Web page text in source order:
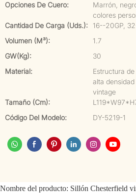
Opciones De Cuero:
Marrón,
colores
Cantidad De Carga (uds.):
16--20GP,
Volumen (m³):
1.7
GW(kg):
30
Material:
Estructura
alta
vintage
Tamaño (cm):
Código Del Modelo:
DY-5219-1
Nombre del producto: Sillón Chesterfield